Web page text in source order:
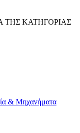
ΤΗΣ ΚΑΤΗΓΟΡΙΑΣ
& Μηχανήματα